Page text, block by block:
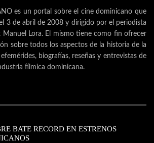
es un portal sobre el cine dominicano que
3 de abril de 2008 y dirigido por el periodista
Manuel Lora. El mismo tiene como fin ofrecer
sobre todos los aspectos de la historia de la
biografías, reseñas y entrevistas de
fílmica dominicana.
BATE RECORD EN ESTRENOS